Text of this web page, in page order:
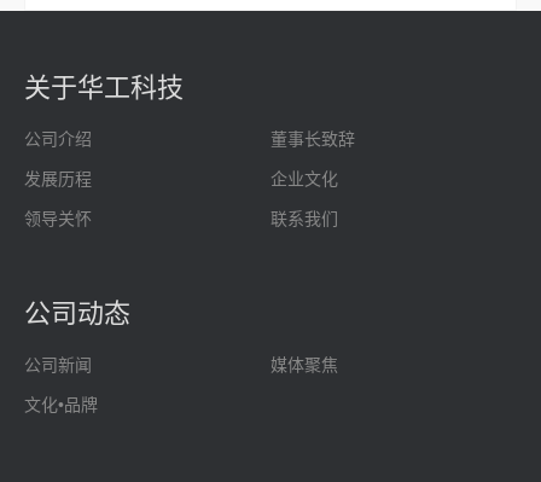
关于华工科技
公司介绍 董事长致辞
发展历程 企业文化
领导关怀 联系我们
公司动态
公司新闻 媒体聚焦
文化•品牌